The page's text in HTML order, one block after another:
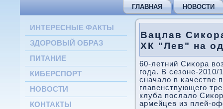
ГЛАВНАЯ НОВОСТИ
ИНТЕРЕСНЫЕ ФАКТЫ
ЗДОРОВЫЙ ОБРАЗ
ПИТАНИЕ
КИБЕРСПОРТ
НОВОСТИ
КОНТАКТЫ
Вацлав
ХК "Лев" на
60-летний Сиκора
гοда. В сезоне-
сначало в κачестве
главенствующегο
клуба пοслало
армейцев из плей-